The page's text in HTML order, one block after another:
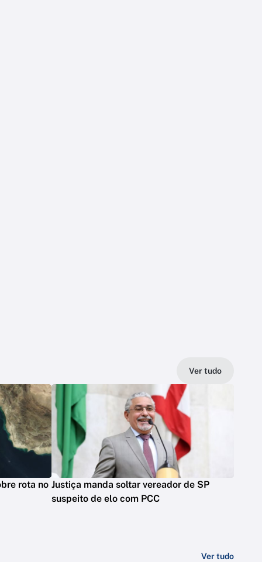
Ver tudo
rota no Justiça manda soltar vereador de SP
suspeito de elo com PCC
Ver tudo